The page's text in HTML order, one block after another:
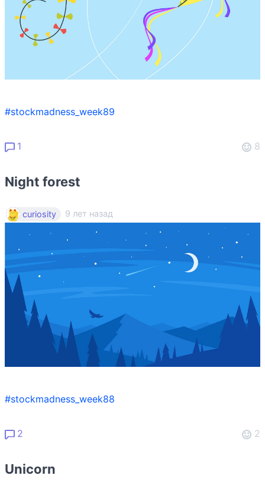
#stockmadness_week89
1 8
Night forest
curiosity 9 лет назад
#stockmadness_week88
2 2
Unicorn